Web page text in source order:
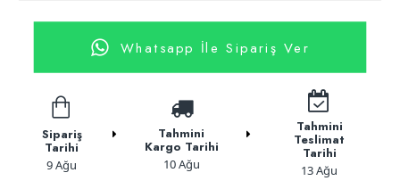
Whatsapp İle Sipariş Ver
Sipariş
Tarihi
9 Ağu
Tahmini
Kargo Tarihi
10 Ağu
Tahmini
Teslimat
Tarihi
13 Ağu